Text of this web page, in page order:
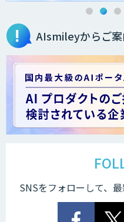
AIsmileyからご
SNSをフォローして、